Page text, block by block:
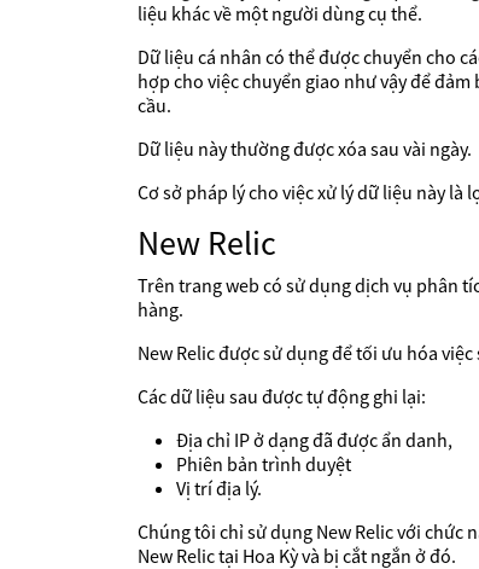
liệu khác về một người dùng cụ thể.
Dữ liệu cá nhân có thể được chuyển cho
hợp cho việc chuyển giao như vậy để
cầu.
Dữ liệu này thường được xóa sau vài ngày.
Cơ sở pháp lý cho việc xử lý dữ liệu này
New Relic
Trên trang web có sử dụng dịch vụ phân
hàng.
New Relic được sử dụng để tối ưu hóa
Các dữ liệu sau được tự động ghi lại:
Địa chỉ IP ở dạng đã được ẩn danh,
Phiên bản trình duyệt
Vị trí địa lý.
Chúng tôi chỉ sử dụng New Relic với
New Relic tại Hoa Kỳ và bị cắt ngắn ở đó.